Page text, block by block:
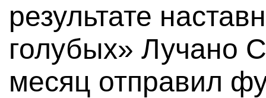
результате
голубых» Лучано
месяц отправил